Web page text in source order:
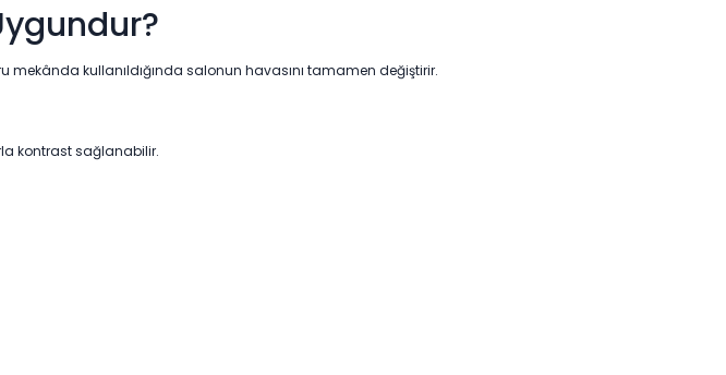
mekânda kullanıldığında salonun havasını tamamen değiştirir.
kontrast sağlanabilir.